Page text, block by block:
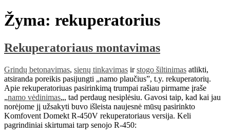
Žyma: rekuperatorius
Rekuperatoriaus montavimas
Grindų betonavimas, sienų tinkavimas irstogo šiltinimas atlikti,
atsiranda poreikis pasijungti „namo plaučius”, t.y. rekuperatorių.
Apie rekuperatoriuas pasirinkimą trumpai rašiau pirmame įraše
„namo vėdinimas„, tad perdaug nesiplėsiu. Gavosi taip, kad kai jau
norėjome jį užsakyti buvo išleista naujesnė mūsų pasirinkto
Komfovent Domekt R-450V rekuperatoriaus versija. Keli
pagrindiniai skirtumai tarp senojo R-450: